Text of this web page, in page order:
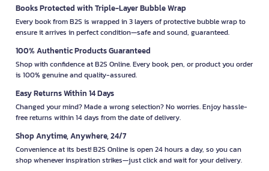
Books Protected with Triple-Layer Bubble Wrap
Every book from B2S is wrapped in 3 layers of protective bubble wrap to
ensure it arrives in perfect condition—safe and sound, guaranteed.
100% Authentic Products Guaranteed
Shop with confidence at B2S Online. Every book, pen, or product you order
is 100% genuine and quality-assured.
Easy Returns Within 14 Days
Changed your mind? Made a wrong selection? No worries. Enjoy hassle-
free returns within 14 days from the date of delivery.
Shop Anytime, Anywhere, 24/7
Convenience at its best! B2S Online is open 24 hours a day, so you can
shop whenever inspiration strikes—just click and wait for your delivery.